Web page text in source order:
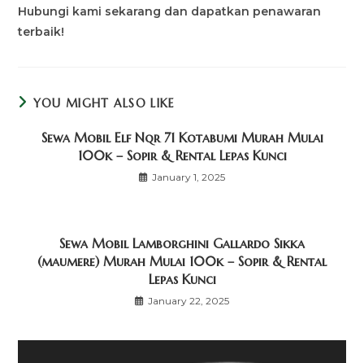
Hubungi kami sekarang dan dapatkan penawaran
terbaik!
YOU MIGHT ALSO LIKE
Sewa Mobil Elf Nqr 71 Kotabumi Murah Mulai
100k – Sopir & Rental Lepas Kunci
January 1, 2025
Sewa Mobil Lamborghini Gallardo Sikka
(maumere) Murah Mulai 100k – Sopir & Rental
Lepas Kunci
January 22, 2025